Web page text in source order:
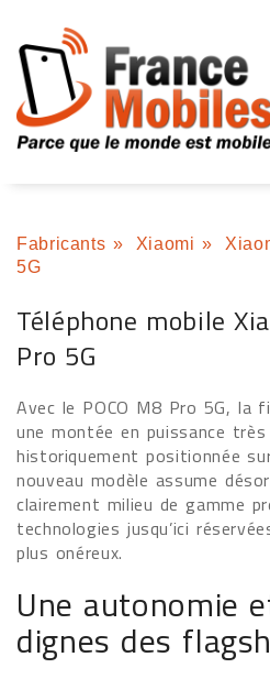
Fabricants » Xiaomi »
5G
Téléphone mobile
Pro 5G
Avec le POCO M8 Pro 5G, la
une montée en puissance
historiquement positionnée
nouveau modèle assume
clairement milieu de gamme
technologies jusqu’ici
plus onéreux.
Une autonomie
dignes des